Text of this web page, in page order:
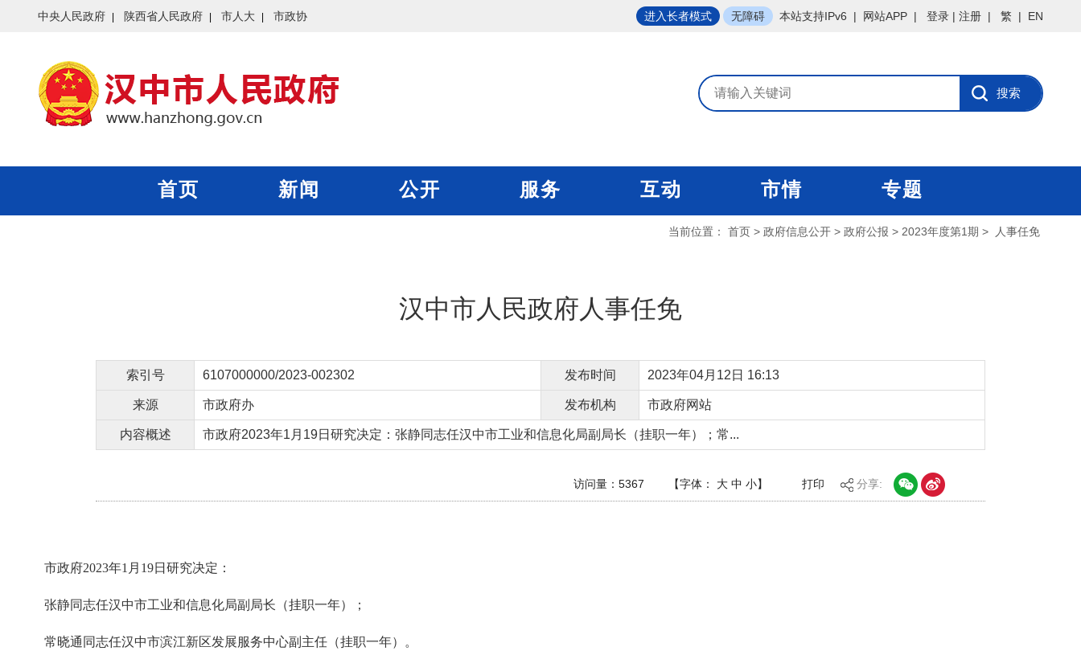
中央人民政府 陕西省人民政府 市人大 市政协 进入长者模式 无障碍 本站支持IPv6 | 网站APP | 登录 | 注册 | 繁 | EN
首页 新闻 公开 服务 互动 市情 专题
当前位置： 首页 > 政府信息公开 > 政府公报 > 2023年度第1期 > 人事任免
汉中市人民政府人事任免
索引号 6107000000/2023-002302 发布时间 2023年04月12日 16:13
来源 市政府办 发布机构 市政府网站
内容概述 市政府2023年1月19日研究决定：张静同志任汉中市工业和信息化局副局长（挂职一年）；常...
访问量： 5367 【字体： 大 中 小】 打印 分享:
市政府2023年1月19日研究决定：
张静同志任汉中市工业和信息化局副局长（挂职一年）；
常晓通同志任汉中市滨江新区发展服务中心副主任（挂职一年）。